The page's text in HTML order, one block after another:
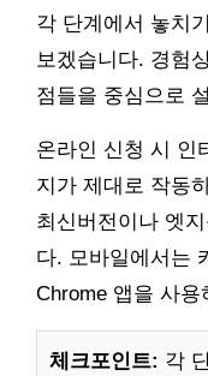
각 단계에서 놓치
보겠습니다. 경험
점들을 중심으로
온라인 신청 시 인
지가 제대로 작동
최신버전이나 엣
다. 모바일에서는
Chrome 앱을 사용
체크포인트: 각